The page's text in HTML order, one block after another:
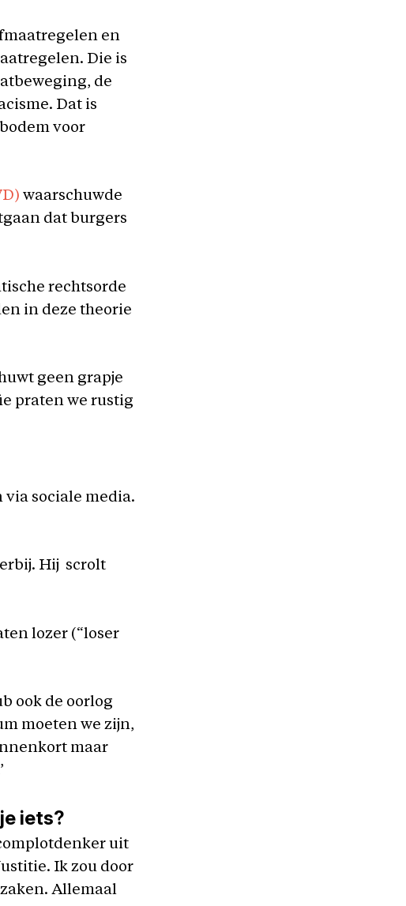
en
Die is
de
Dat is
voor
waarschuwde
dat burgers
rechtsorde
in deze theorie
geen grapje
praten we rustig
via sociale media.
Hij scrolt
lozer (“loser
ook de oorlog
moeten we zijn,
maar
iets?
uit
Ik zou door
Allemaal